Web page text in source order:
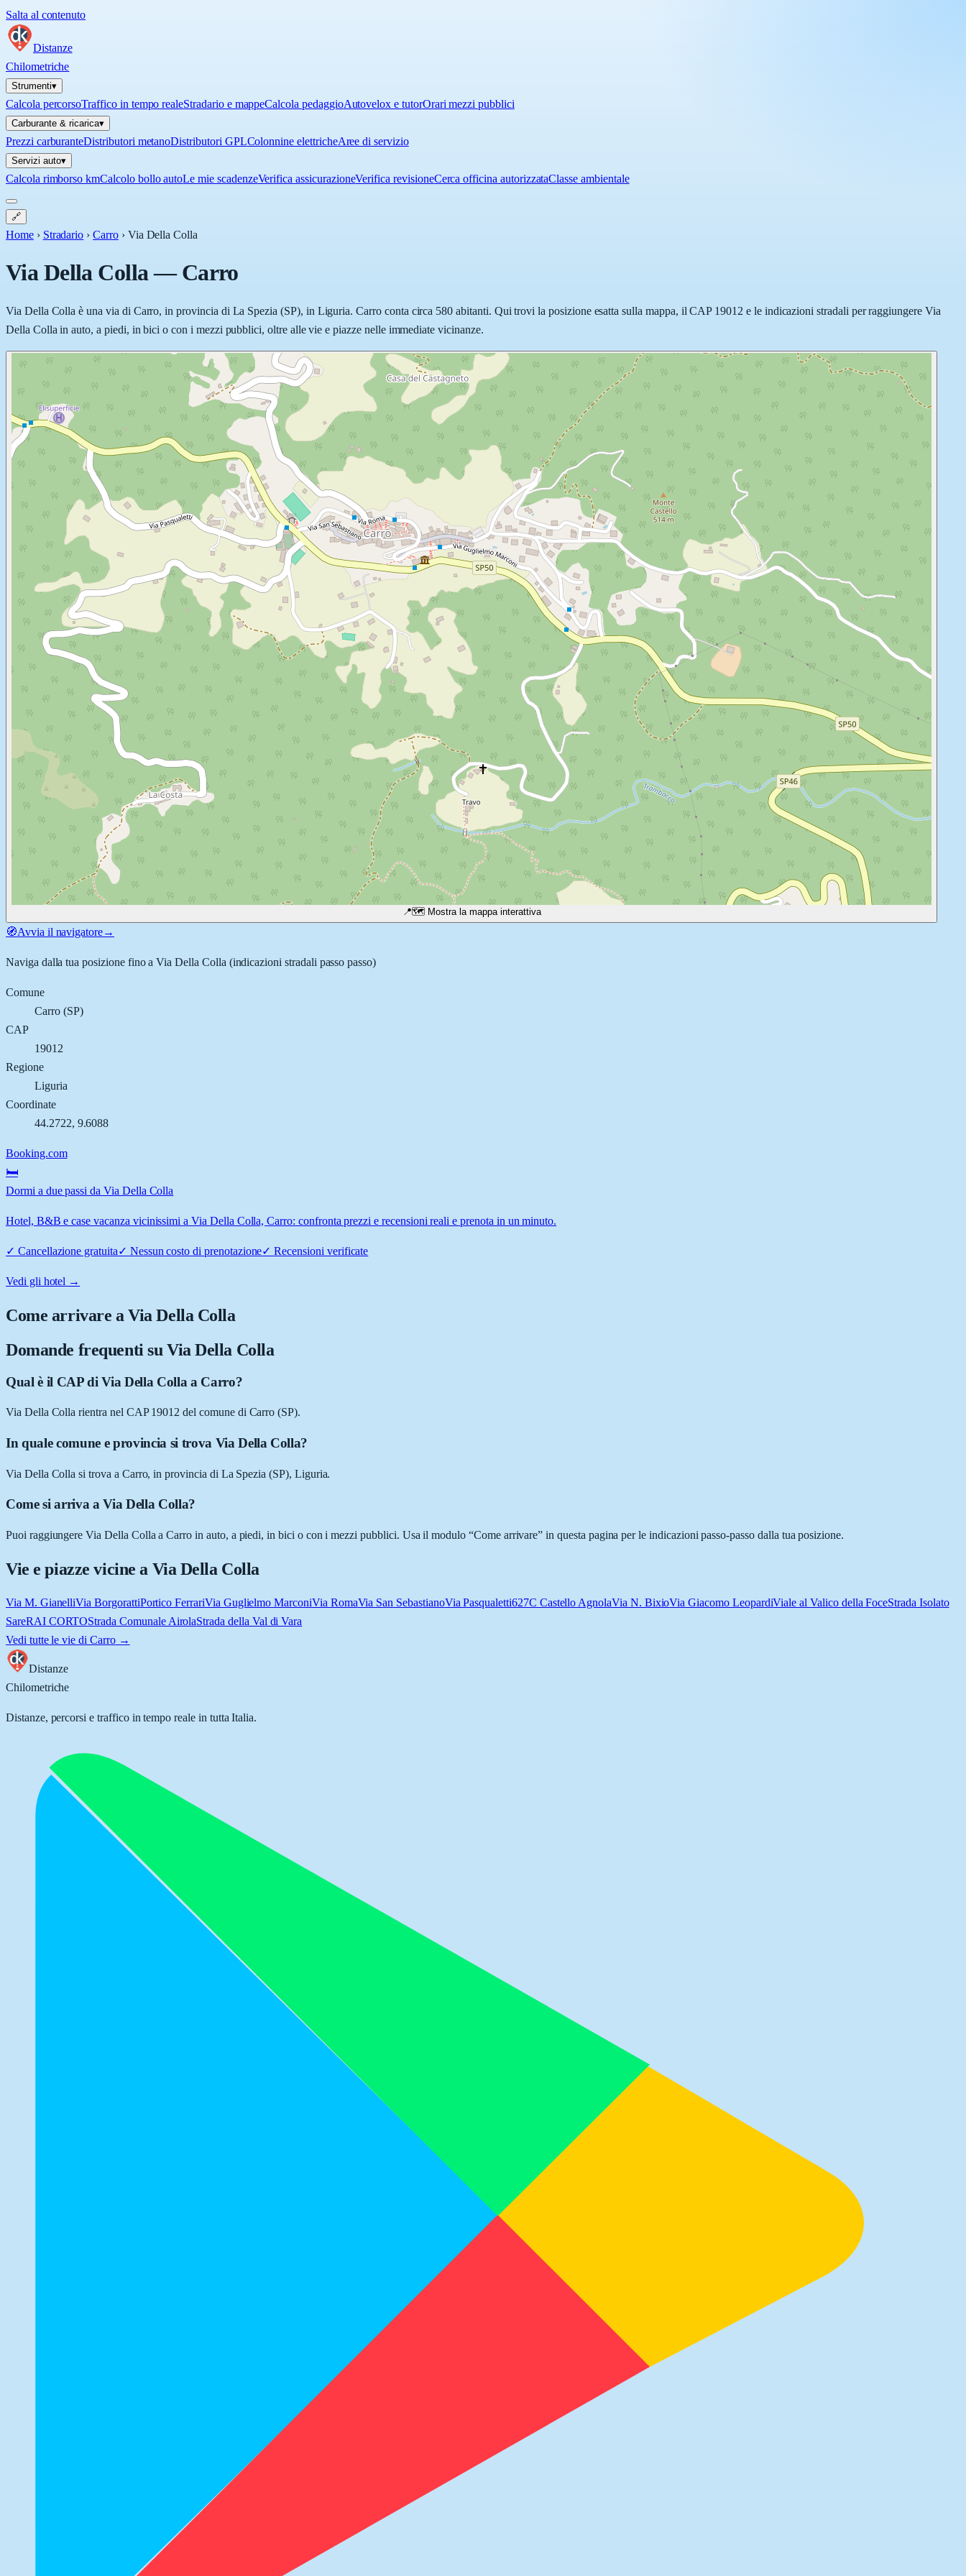
Salta al contenuto
Distanze
Chilometriche
Strumenti▾
Calcola percorsoTraffico in tempo realeStradario e mappeCalcola pedaggioAutovelox e tutorOrari mezzi pubblici
Carburante & ricarica▾
Prezzi carburanteDistributori metanoDistributori GPLColonnine elettricheAree di servizio
Servizi auto▾
Calcola rimborso kmCalcolo bollo autoLe mie scadenzeVerifica assicurazioneVerifica revisioneCerca officina autorizzataClasse ambientale
🔗
Home › Stradario › Carro › Via Della Colla
Via Della Colla—Carro
Via Della Colla è una via di Carro, in provincia di La Spezia (SP), in Liguria. Carro conta circa 580 abitanti. Qui trovi la posizione esatta sulla mappa, il CAP 19012 e le indicazioni stradali per raggiungere Via
Della Colla in auto, a piedi, in bici o con i mezzi pubblici, oltre alle vie e piazze nelle immediate vicinanze.
📍🗺️ Mostra la mappa interattiva
🧭Avvia il navigatore→
Naviga dalla tua posizione fino aVia Della Colla (indicazioni stradali passo passo)
Comune
Carro(SP)
CAP
19012
Regione
Liguria
Coordinate
44.2722, 9.6088
Booking.com
🛏️
Dormi a due passi da Via Della Colla
Hotel, B&B e case vacanza vicinissimi a Via Della Colla, Carro: confronta prezzi e recensioni reali e prenota in un minuto.
✓ Cancellazione gratuita✓ Nessun costo di prenotazione✓Recensioni verificate
Vedi gli hotel →
Come arrivare aVia Della Colla
Domande frequenti su Via Della Colla
Qual è il CAP di Via Della Colla a Carro?
Via Della Colla rientra nel CAP 19012 del comune di Carro (SP).
In quale comune e provincia si trova Via Della Colla?
Via Della Colla si trova a Carro, in provincia di La Spezia (SP), Liguria.
Come si arriva a Via Della Colla?
Puoi raggiungere Via Della Colla a Carro in auto, a piedi, in bici o con i mezzi pubblici. Usa il modulo “Come arrivare” in questa pagina per le indicazioni passo-passo dalla tua posizione.
Vie e piazze vicine a Via Della Colla
Via M. GianelliVia BorgorattiPortico FerrariVia Guglielmo MarconiVia RomaVia San SebastianoVia Pasqualetti627C Castello AgnolaVia N. BixioVia Giacomo LeopardiViale al Valico della FoceStrada Isolato
SareRAI CORTOStrada Comunale AirolaStrada della Val di Vara
Vedi tutte le vie di Carro→
Distanze
Chilometriche
Distanze, percorsi e traffico in tempo reale in tutta Italia.